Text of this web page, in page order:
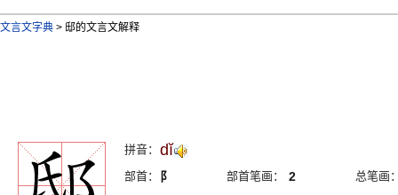
文言文字典 > 邸的文言文解释
拼音： dĭ
部首： 阝 部首笔画： 2
总笔画